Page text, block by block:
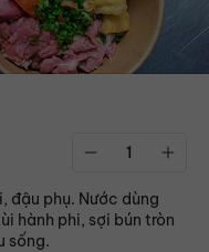
đậu phụ. Nước dùng
hành phi, sợi bún tròn
sống.